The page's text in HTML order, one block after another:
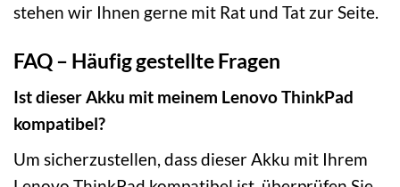
stehen wir Ihnen gerne mit Rat und Tat zur Seite.
FAQ – Häufig gestellte Fragen
Ist dieser Akku mit meinem Lenovo ThinkPad
kompatibel?
Um sicherzustellen, dass dieser Akku mit Ihrem